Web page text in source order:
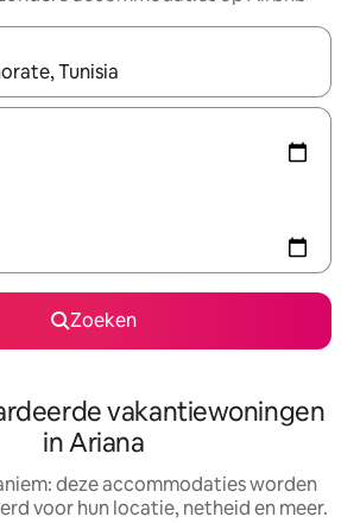
beschikbaar zijn, maak je een keuze
Zoeken
vakantiewoningen
in Ariana
deze accommodaties worden
voor hun locatie, netheid en meer.